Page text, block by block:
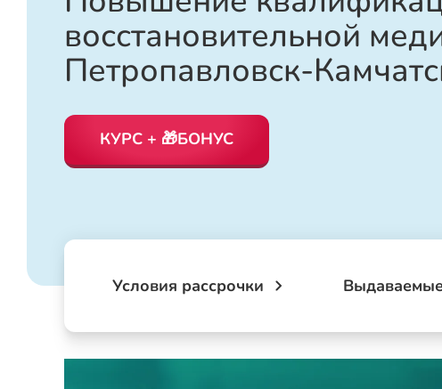
восстановительной
Петропавловск-
КУРС + 🎁БОНУС
Условия рассрочки